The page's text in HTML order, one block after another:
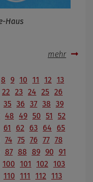
Haus
mehr
8 9 10 11 12 13
22 23 24 25 26
35 36 37 38 39
48 49 50 51
52
61 62 63 64
65
74 75 76 77 78
87 88 89 90 91
100 101 102 103
110 111 112 113